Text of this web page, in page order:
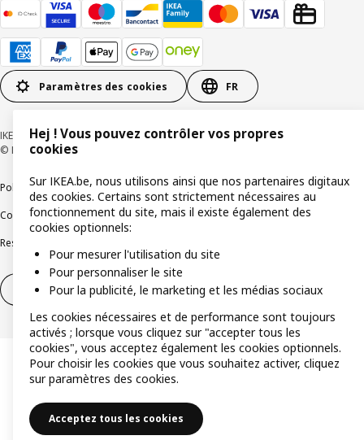
Paramètres des cookies FR
IKEA BELGIUM SA, Weiveldlaan 19, 1930 Zaventem, numéro BCE 0425.258.688
© Inter IKEA Systems B.V. 1999-2026
Politique de confidentialité Politique relative aux cookies
Conditions d’utilisationConditions contractuelles générales
Responsible Disclosure Program
Droit de rétractation Droit de rétractation (services)
Hej ! Vous pouvez contrôler vos propres
cookies
Sur IKEA.be, nous utilisons ainsi que nos partenaires digitaux
des cookies. Certains sont strictement nécessaires au
fonctionnement du site, mais il existe également des
cookies optionnels:
Pour mesurer l'utilisation du site
Pour personnaliser le site
Pour la publicité, le marketing et les médias sociaux
Les cookies nécessaires et de performance sont toujours
activés ; lorsque vous cliquez sur "accepter tous les
cookies", vous acceptez également les cookies optionnels.
Pour choisir les cookies que vous souhaitez activer, cliquez
sur paramètres des cookies.
Acceptez tous les cookies